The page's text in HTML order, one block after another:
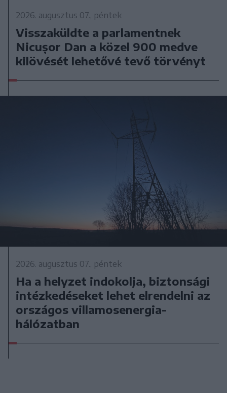
2026. augusztus 07., péntek
Visszaküldte a parlamentnek
Nicușor Dan a közel 900 medve
kilövését lehetővé tevő törvényt
2026. augusztus 07., péntek
Ha a helyzet indokolja, biztonsági
intézkedéseket lehet elrendelni az
országos villamosenergia-
hálózatban